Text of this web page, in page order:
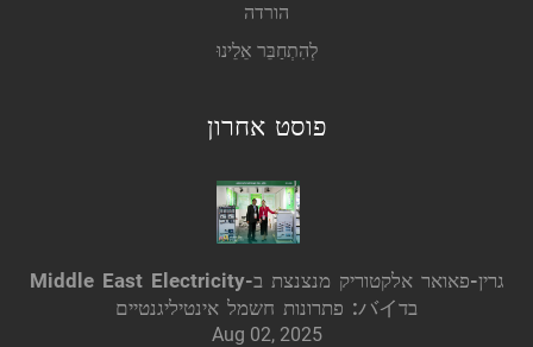
הורדה
לְהִתְחַבֵּר אֵלֵינוּ
פוסט אחרון
גרין-פאואר אלקטוריק מנצנצת ב-Middle East Electricity
בדバイ: פתרונות חשמל אינטיליגנטיים
Aug 02, 2025